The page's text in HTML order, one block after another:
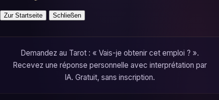
Zur Startseite Schließen
Demandez au Tarot : « Vais-je obtenir cet emploi ? ».
Recevez une réponse personnelle avec interprétation par
IA. Gratuit, sans inscription.